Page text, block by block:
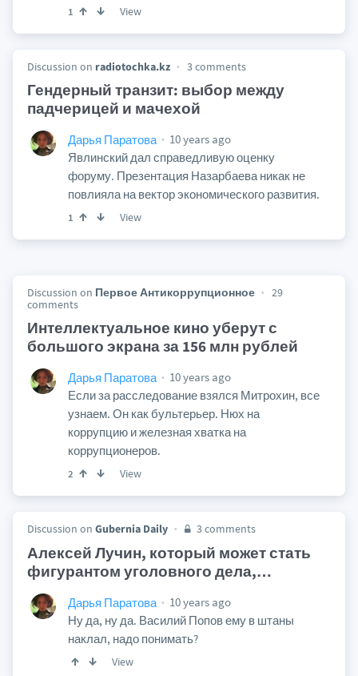
1 View
Discussion on radiotochka.kz 3 comments
Гендерный транзит: выбор между
падчерицей и мачехой
Дарья Паратова
10 years ago
Явлинский дал справедливую оценку
форуму. Презентация Назарбаева никак не
повлияла на вектор экономического развития.
1 View
Discussion on Первое Антикоррупционное
29
comments
Интеллектуальное кино уберут с
большого экрана за 156 млн рублей
Дарья Паратова
10 years ago
Если за расследование взялся Митрохин, все
узнаем. Он как бультерьер. Нюх на
коррупцию и железная хватка на
коррупционеров.
2 View
Discussion on Gubernia Daily 3 comments
Алексей Лучин, который может стать
фигурантом уголовного дела,…
Дарья Паратова
10 years ago
Ну да, ну да. Василий Попов ему в штаны
наклал, надо понимать?
View